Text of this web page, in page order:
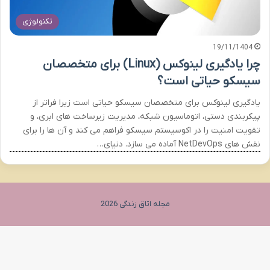
تکنولوژی
19/11/1404
چرا یادگیری لینوکس (Linux) برای متخصصان
سیسکو حیاتی است؟
یادگیری لینوکس برای متخصصان سیسکو حیاتی است زیرا فراتر از
پیکربندی دستی، اتوماسیون شبکه، مدیریت زیرساخت های ابری، و
تقویت امنیت را در اکوسیستم سیسکو فراهم می کند و آن ها را برای
نقش های NetDevOps آماده می سازد. دنیای…
مجله اتاق زندگی 2026